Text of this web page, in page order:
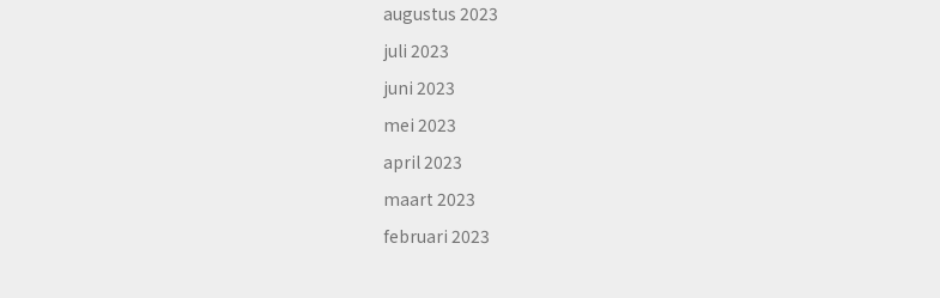
augustus 2023
juli 2023
juni 2023
mei 2023
april 2023
maart 2023
februari 2023